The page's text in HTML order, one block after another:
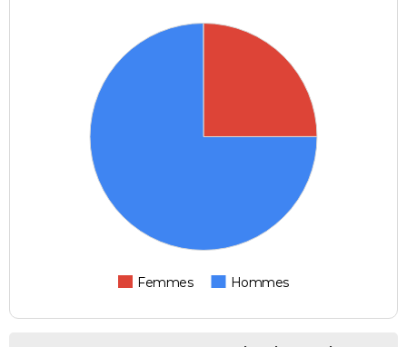
Femmes Hommes